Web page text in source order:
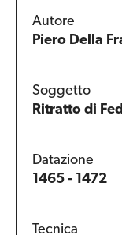
Autore
Piero Della
Soggetto
Ritratto di
Datazione
1465 - 1472
Tecnica